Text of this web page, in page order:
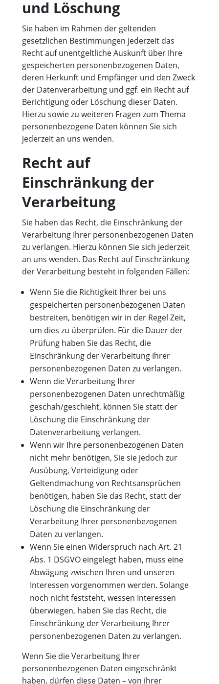
und Löschung
Sie haben im Rahmen der geltenden
gesetzlichen Bestimmungen jederzeit das
Recht auf unentgeltliche Auskunft über Ihre
gespeicherten personenbezogenen Daten,
deren Herkunft und Empfänger und den Zweck
der Datenverarbeitung und ggf. ein Recht auf
Berichtigung oder Löschung dieser Daten.
Hierzu sowie zu weiteren Fragen zum Thema
personenbezogene Daten können Sie sich
jederzeit an uns wenden.
Recht auf
Einschränkung der
Verarbeitung
Sie haben das Recht, die Einschränkung der
Verarbeitung Ihrer personenbezogenen Daten
zu verlangen. Hierzu können Sie sich jederzeit
an uns wenden. Das Recht auf Einschränkung
der Verarbeitung besteht in folgenden Fällen:
Wenn Sie die Richtigkeit Ihrer bei uns
gespeicherten personenbezogenen Daten
bestreiten, benötigen wir in der Regel Zeit,
um dies zu überprüfen. Für die Dauer der
Prüfung haben Sie das Recht, die
Einschränkung der Verarbeitung Ihrer
personenbezogenen Daten zu verlangen.
Wenn die Verarbeitung Ihrer
personenbezogenen Daten unrechtmäßig
geschah/geschieht, können Sie statt der
Löschung die Einschränkung der
Datenverarbeitung verlangen.
Wenn wir Ihre personenbezogenen Daten
nicht mehr benötigen, Sie sie jedoch zur
Ausübung, Verteidigung oder
Geltendmachung von Rechtsansprüchen
benötigen, haben Sie das Recht, statt der
Löschung die Einschränkung der
Verarbeitung Ihrer personenbezogenen
Daten zu verlangen.
Wenn Sie einen Widerspruch nach Art. 21
Abs. 1 DSGVO eingelegt haben, muss eine
Abwägung zwischen Ihren und unseren
Interessen vorgenommen werden. Solange
noch nicht feststeht, wessen Interessen
überwiegen, haben Sie das Recht, die
Einschränkung der Verarbeitung Ihrer
personenbezogenen Daten zu verlangen.
Wenn Sie die Verarbeitung Ihrer
personenbezogenen Daten eingeschränkt
haben, dürfen diese Daten – von ihrer